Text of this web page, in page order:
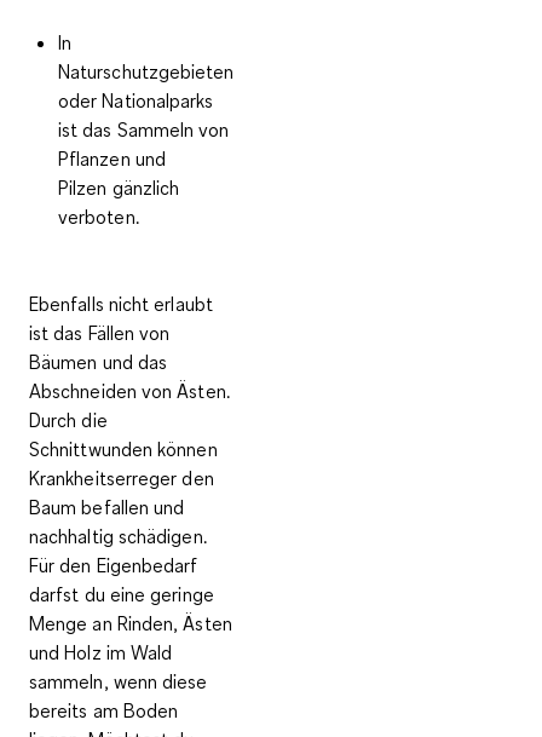
In
Naturschutzgebieten
oder Nationalparks
ist das Sammeln von
Pflanzen und
Pilzen gänzlich
verboten.
Ebenfalls nicht erlaubt
ist das Fällen von
Bäumen und das
Abschneiden von Ästen.
Durch die
Schnittwunden können
Krankheitserreger den
Baum befallen und
nachhaltig schädigen.
Für den Eigenbedarf
darfst du eine geringe
Menge an Rinden, Ästen
und Holz im Wald
sammeln, wenn diese
bereits am Boden